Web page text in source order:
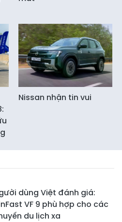
Nissan nhận tin vui
dùng Việt đánh giá:
VF 9 phù hợp cho các
du lịch xa